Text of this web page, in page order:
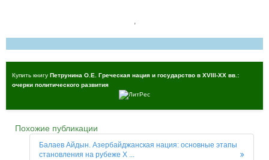
,
Купить книгу Петрунина О.Е. Греческая нация и государство в XVIII-XX вв.:
очерки политического развития
Похожие публикации
Балаев Айдын. Азербайджанская нация: основные этапы
становления на рубеже X ...